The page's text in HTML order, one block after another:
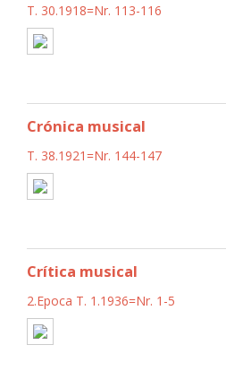
T. 30.1918=Nr. 113-116
Crónica musical
T. 38.1921=Nr. 144-147
Crítica musical
2.Epoca T. 1.1936=Nr. 1-5